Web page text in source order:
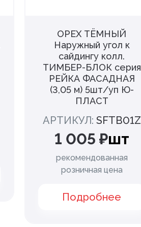
ОРЕХ ТЁМНЫЙ
Наружный угол к
сайдингу колл.
ТИМБЕР-БЛОК серия
РЕЙКА ФАСАДНАЯ
(3,05 м) 5шт/уп Ю-
ПЛАСТ
АРТИКУЛ: SFTB01Z
1 005 ₽шт
рекомендованная
розничная цена
Подробнее